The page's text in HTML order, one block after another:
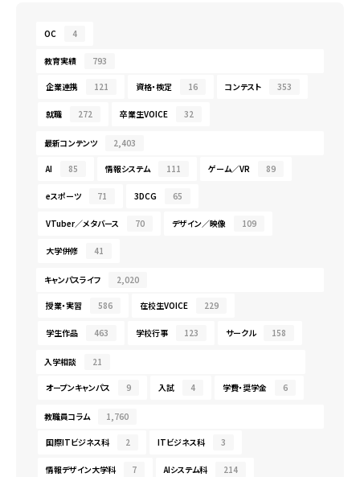
OC 4
教育実績 793
企業連携 121 資格・検定 16 コンテスト 353
就職 272 卒業生VOICE 32
最新コンテンツ 2,403
AI 85 情報システム 111 ゲーム／VR 89
eスポーツ 71 3DCG 65
VTuber／メタバース 70 デザイン／映像 109
大学併修 41
キャンパスライフ 2,020
授業・実習 586 在校生VOICE 229
学生作品 463 学校行事 123 サークル 158
入学相談 21
オープンキャンパス 9 入試 4 学費・奨学金 6
教職員コラム 1,760
国際ITビジネス科 2 ITビジネス科 3
情報デザイン大学科 7 AIシステム科 214